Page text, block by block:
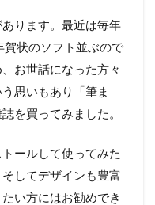
ります。最近は毎年
状のソフト並ぶので
お世話になった方々
思いもあり「筆ま
を買ってみました。
ールして使ってみた
してデザインも豊富
い方にはお勧めでき